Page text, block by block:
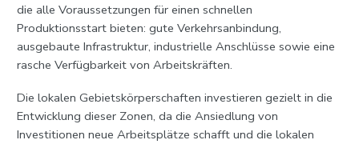
die alle Voraussetzungen für einen schnellen
Produktionsstart bieten: gute Verkehrsanbindung,
ausgebaute Infrastruktur, industrielle Anschlüsse sowie eine
rasche Verfügbarkeit von Arbeitskräften.
Die lokalen Gebietskörperschaften investieren gezielt in die
Entwicklung dieser Zonen, da die Ansiedlung von
Investitionen neue Arbeitsplätze schafft und die lokalen